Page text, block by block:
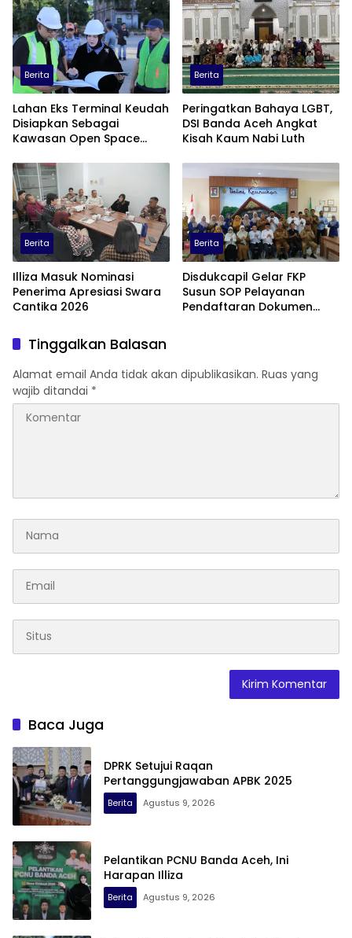
Berita
Lahan Eks Terminal Keudah
Disiapkan Sebagai
Kawasan Open Space
Terintegrasi
Berita
Peringatkan Bahaya LGBT,
DSI Banda Aceh Angkat
Kisah Kaum Nabi Luth
Berita
Illiza Masuk Nominasi
Penerima Apresiasi Swara
Cantika 2026
Berita
Disdukcapil Gelar FKP
Susun SOP Pelayanan
Pendaftaran Dokumen
Tinggalkan Balasan
Alamat email Anda tidak akan dipublikasikan. Ruas yang
wajib ditandai *
Baca Juga
DPRK Setujui Raqan
Pertanggungjawaban APBK 2025
Berita Agustus 9, 2026
Pelantikan PCNU Banda Aceh, Ini
Harapan Illiza
Berita Agustus 9, 2026